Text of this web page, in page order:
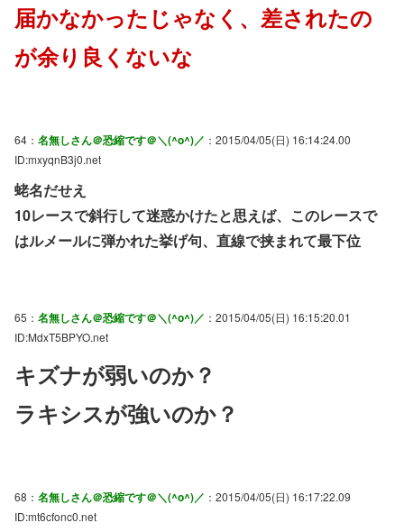
届かなかったじゃなく、差されたの
が余り良くないな
64： 名無しさん＠恐縮です＠＼(^o^)／ ：2015/04/05(日) 16:14:24.00
ID:mxyqnB3j0.net
蛯名だせえ
10レースで斜行して迷惑かけたと思えば、このレースで
はルメールに弾かれた挙げ句、直線で挟まれて最下位
65： 名無しさん＠恐縮です＠＼(^o^)／ ：2015/04/05(日) 16:15:20.01
ID:MdxT5BPYO.net
キズナが弱いのか？
ラキシスが強いのか？
68： 名無しさん＠恐縮です＠＼(^o^)／ ：2015/04/05(日) 16:17:22.09
ID:mt6cfonc0.net